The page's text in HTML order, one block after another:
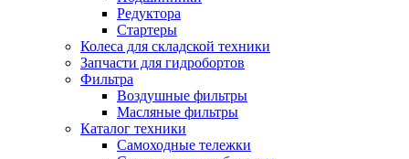
Редуктора
Стартеры
Колеса для складской техники
Запчасти для гидробортов
Фильтра
Воздушные фильтры
Масляные фильтры
Каталог техники
Самоходные тележки